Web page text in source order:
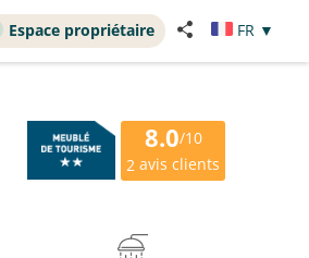
Espace propriétaire FR ▼
8.0/10
2 avis clients